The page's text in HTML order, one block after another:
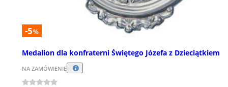
-5%
Medalion dla konfraterni Świętego Józefa z Dzieciątkiem
NA ZAMÓWIENIE